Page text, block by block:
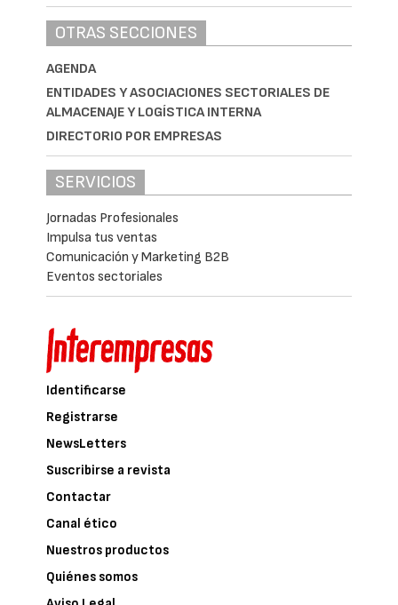
OTRAS SECCIONES
AGENDA
ENTIDADES Y ASOCIACIONES SECTORIALES DE
ALMACENAJE Y LOGÍSTICA INTERNA
DIRECTORIO POR EMPRESAS
SERVICIOS
Jornadas Profesionales
Impulsa tus ventas
Comunicación y Marketing B2B
Eventos sectoriales
Identificarse
Registrarse
NewsLetters
Suscribirse a revista
Contactar
Canal ético
Nuestros productos
Quiénes somos